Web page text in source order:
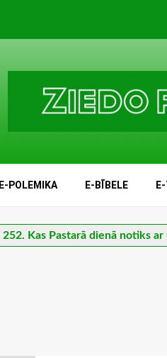
E-POLEMIKA E-BĪBELE
252. Kas Pastarā dienā notiks